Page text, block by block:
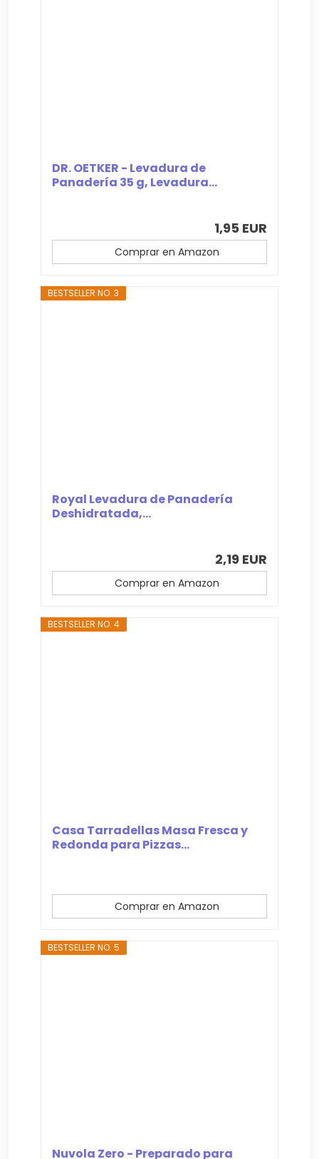
DR. OETKER - Levadura de
Panadería 35 g, Levadura...
1,95 EUR
Comprar en Amazon
BESTSELLER NO. 3
Royal Levadura de Panadería
Deshidratada,...
2,19 EUR
Comprar en Amazon
BESTSELLER NO. 4
Casa Tarradellas Masa Fresca y
Redonda para Pizzas...
Comprar en Amazon
BESTSELLER NO. 5
Nuvola Zero - Preparado para